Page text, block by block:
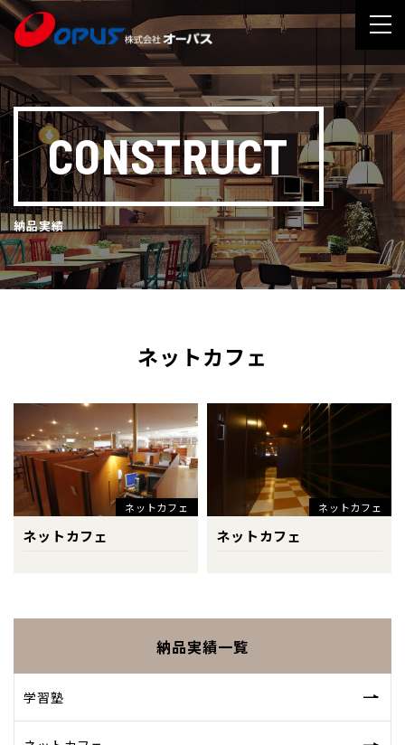
CONSTRUCT
納品実績
ネットカフェ
ネットカフェ
ネットカフェ
ネットカフェ
ネットカフェ
納品実績一覧
学習塾